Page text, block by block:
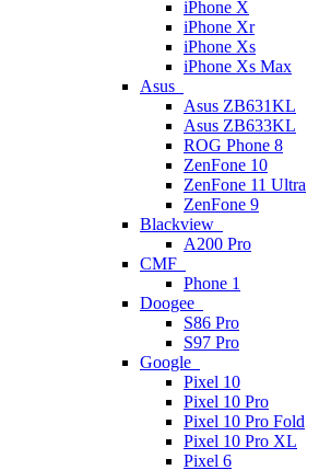
iPhone X
iPhone Xr
iPhone Xs
iPhone Xs Max
Asus
Asus ZB631KL
Asus ZB633KL
ROG Phone 8
ZenFone 10
ZenFone 11 Ultra
ZenFone 9
Blackview
A200 Pro
CMF
Phone 1
Doogee
S86 Pro
S97 Pro
Google
Pixel 10
Pixel 10 Pro
Pixel 10 Pro Fold
Pixel 10 Pro XL
Pixel 6